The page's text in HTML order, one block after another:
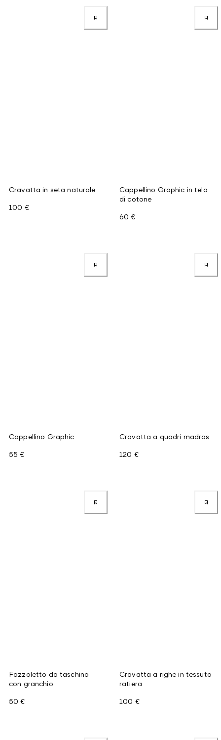
Cravatta in seta naturale
100 €
Cappellino Graphic in tela
di cotone
60 €
Cappellino Graphic
55 €
Cravatta a quadri madras
120 €
Fazzoletto da taschino
con granchio
50 €
Cravatta a righe in tessuto
ratiera
100 €